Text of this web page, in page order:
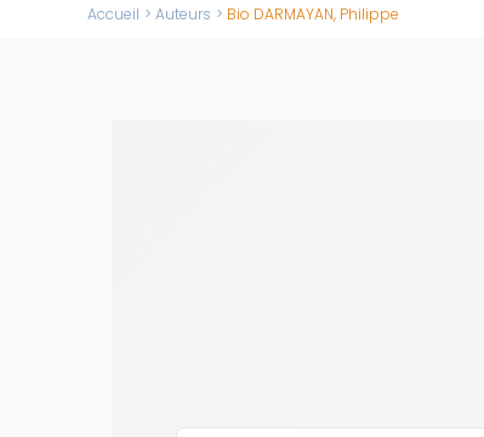
Accueil Auteurs Bio DARMAYAN, Philippe